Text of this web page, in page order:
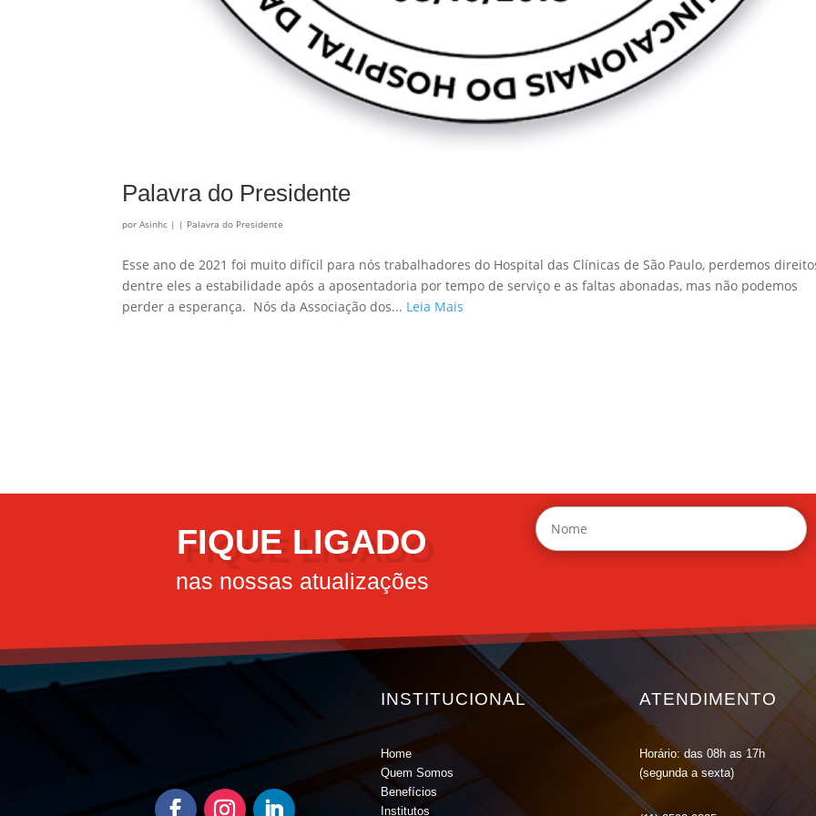
Palavra do Presidente
porAsinhc | | Palavra do Presidente
Esse ano de 2021 foi muito difícil para nós trabalhadores do Hospital das Clínicas de São Paulo, perdemos
dentre eles a estabilidade após a aposentadoria por tempo de serviço e as faltas abonadas, mas não podemos
perder a esperança. Nós da Associação dos... Leia Mais
FIQUE LIGADO
nas nossas atualizações
INSTITUCIONAL
Home
Quem Somos
Benefícios
Institutos
ATENDIMENTO
Horário: das 08h as 17h
(segunda a sexta)